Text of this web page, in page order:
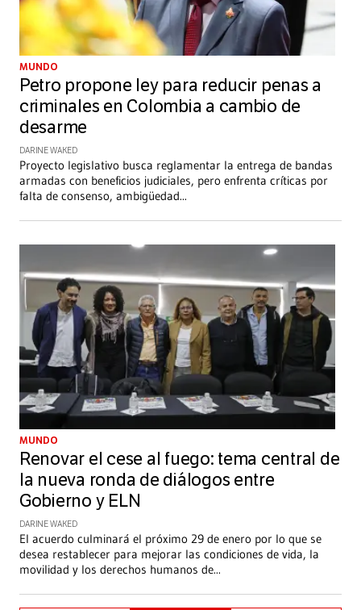
MUNDO
Petro propone ley para reducir penas a
criminales en Colombia a cambio de
desarme
DARINE WAKED
Proyecto legislativo busca reglamentar la entrega de bandas
armadas con beneficios judiciales, pero enfrenta críticas por
falta de consenso, ambigüedad...
MUNDO
Renovar el cese al fuego: tema central de
la nueva ronda de diálogos entre
Gobierno y ELN
DARINE WAKED
El acuerdo culminará el próximo 29 de enero por lo que se
desea restablecer para mejorar las condiciones de vida, la
movilidad y los derechos humanos de...